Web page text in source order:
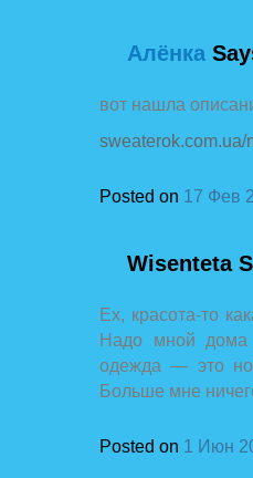
Алёнка
вот нашла
sweaterok.com.ua/
Posted on 17 Фев
Wisenteta
Ех, красота-то
Надо мной
одежда — это
Больше мне
Posted on 1 Июн